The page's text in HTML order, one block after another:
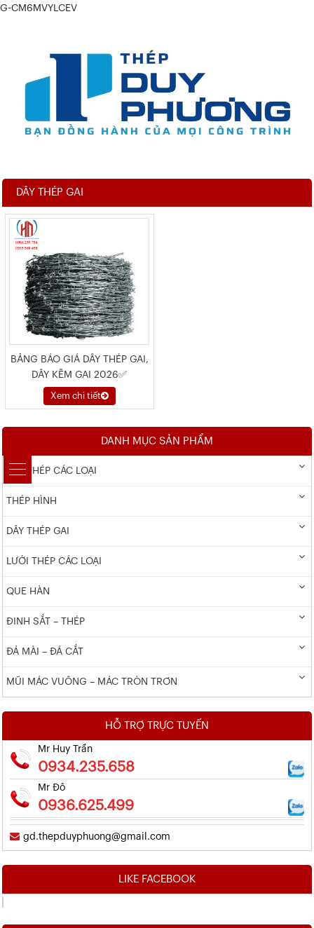
G-CM6MVYLCEV
DÂY THÉP GAI
BẢNG BÁO GIÁ DÂY THÉP GAI,
DÂY KẼM GAI 2026✅
Xem chi tiết
DANH MỤC SẢN PHẨM
DÂY THÉP CÁC LOẠI
THÉP HÌNH
DÂY THÉP GAI
LƯỚI THÉP CÁC LOẠI
QUE HÀN
ĐINH SẮT – THÉP
ĐÁ MÀI – ĐÁ CẮT
MŨI MÁC VUÔNG – MÁC TRÒN TRƠN
HỖ TRỢ TRỰC TUYẾN
Mr Huy Trần
0934.235.658
Mr Đô
0936.625.499
gd.thepduyphuong@gmail.com
LIKE FACEBOOK